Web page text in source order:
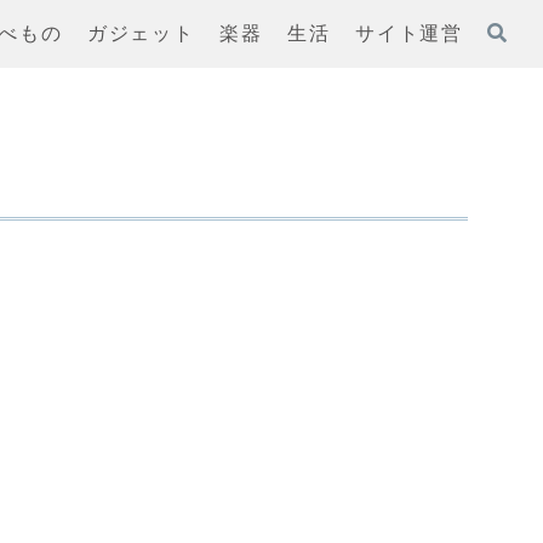
もの ガジェット 楽器 生活 サイト運営